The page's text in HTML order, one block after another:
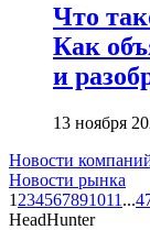
Что
Как
и
13 ноября
Новости
Новости рынка
1 234567891011 ...
HeadHunter